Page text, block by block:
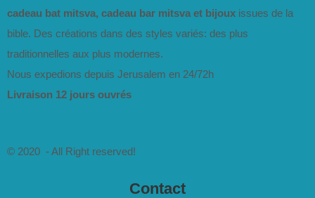
cadeau bat mitsva, cadeau bar mitsva et bijoux issues de la
bible. Des créations dans des styles variés: des plus
traditionnelles aux plus modernes.
Nous expedions depuis Jerusalem en 24/72h
Livraison 12 jours ouvrés
© 2020 - All Right reserved!
Contact